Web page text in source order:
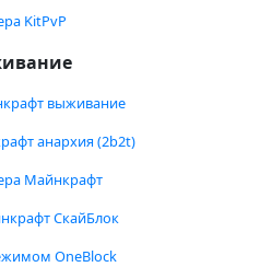
KitPvP
выживание
анархия (2b2t)
Майнкрафт
СкайБлок
OneBlock